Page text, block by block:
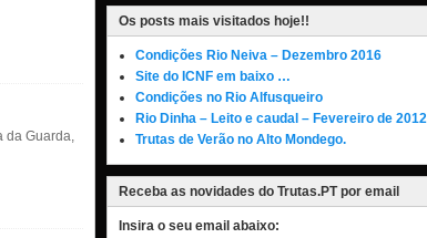
da Guarda,
Os posts mais visitados hoje!!
Condições Rio Neiva – Dezembro 2016
Site do ICNF em baixo …
Condições no Rio Alfusqueiro
Rio Dinha – Leito e caudal – Fevereiro de 2012
Trutas de Verão no Alto Mondego.
Receba as novidades do Trutas.PT por email
Insira o seu email abaixo: